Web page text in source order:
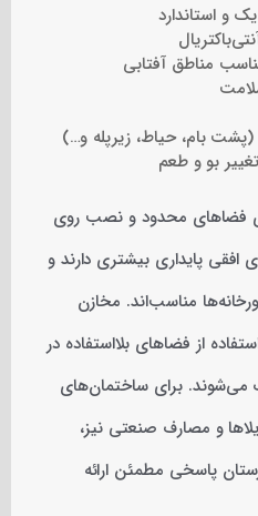
و استاندارد
مناطق آفتابی
بام، حیاط، زیرپله و…)
بو و طعم
فضاهای محدود و نصب روی
پایداری بیشتری دارند و
مناسب‌اند. مخازن
از فضاهای بلااستفاده در
برای ساختمان‌های
و مصارف صنعتی نیز،
۱۰,۰۰۰ لیتر طبرستان پاسخی مطمئن ارائه